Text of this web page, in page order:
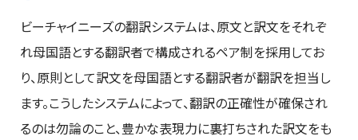
ビーチャイニーズの翻訳システムは、原文と訳文をそれぞ
れ母国語とする翻訳者で構成されるペア制を採用してお
り、原則として訳文を母国語とする翻訳者が翻訳を担当し
ます。こうしたシステムによって、翻訳の正確性が確保され
るのは勿論のこと、豊かな表現力に裏打ちされた訳文をも